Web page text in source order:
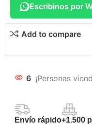
Escribinos por
Add to compare
6 ¡Personas
Envío rápido+1.500